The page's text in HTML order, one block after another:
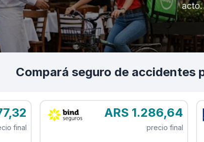
acto.
Compará seguro de accidentes
final
ARS 1.286,64
precio final